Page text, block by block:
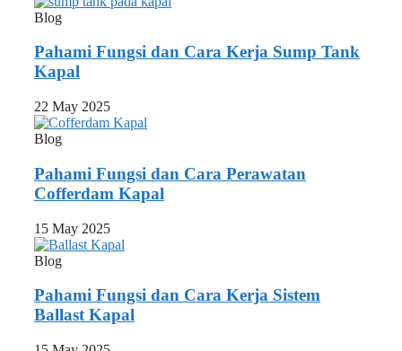
Blog
Pahami Fungsi dan Cara Kerja Sump Tank
Kapal
22 May 2025
Blog
Pahami Fungsi dan Cara Perawatan
Cofferdam Kapal
15 May 2025
Blog
Pahami Fungsi dan Cara Kerja Sistem
Ballast Kapal